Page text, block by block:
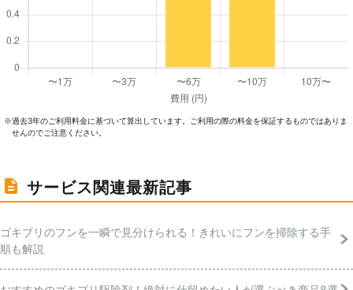
※過去3年のご利⽤料⾦に基づいて算出しています。ご利⽤の際の料⾦を保証するものではありま
せんのでご注意ください。
サービス関連最新記事
ゴキブリのフンを一瞬で見分けられる！きれいにフンを掃除する手
順も解説